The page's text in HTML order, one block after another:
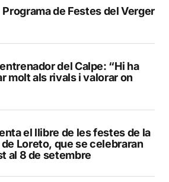
Programa de Festes del Verger
del Calpe: “Hi ha
molt als rivals i valorar on
el llibre de les festes de la
Loreto, que se celebraran
al 8 de setembre